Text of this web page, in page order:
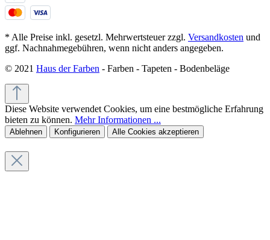
* Alle Preise inkl. gesetzl. Mehrwertsteuer zzgl. Versandkosten und
ggf. Nachnahmegebühren, wenn nicht anders angegeben.
© 2021 Haus der Farben - Farben - Tapeten - Bodenbeläge
Diese Website verwendet Cookies, um eine bestmögliche Erfahrung
bieten zu können. Mehr Informationen ...
Ablehnen Konfigurieren Alle Cookies akzeptieren